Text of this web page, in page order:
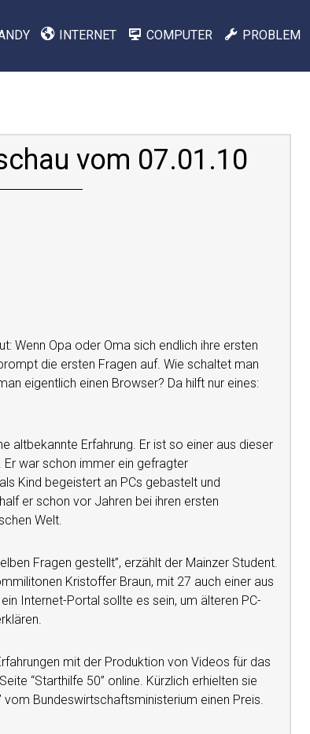
INTERNET COMPUTER PROBLEM
vom 07.01.10
Wenn Opa oder Oma sich endlich ihre ersten
die ersten Fragen auf. Wie schaltet man
eigentlich einen Browser? Da hilft nur eines:
altbekannte Erfahrung. Er ist so einer aus dieser
Er war schon immer ein gefragter
Kind begeistert an PCs gebastelt und
er schon vor Jahren bei ihren ersten
Welt.
Fragen gestellt”, erzählt der Mainzer Student.
Kristoffer Braun, mit 27 auch einer aus
Internet-Portal sollte es sein, um älteren PC-
mit der Produktion von Videos für das
“Starthilfe 50” online. Kürzlich erhielten sie
Bundeswirtschaftsministerium einen Preis.